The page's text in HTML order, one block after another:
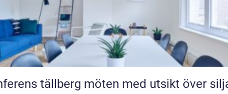
Konferens tällberg möten med utsikt över